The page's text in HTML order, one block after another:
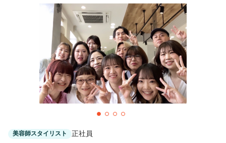
技能ランク
美容師スタイリスト 美容師アシスタント
カラーリスト フロント・レセプション
ヘアメイク・美容部員 アイリスト
ネイリスト エステティシャン
営業・販売スタッフ・その他
美容師スタイリスト 正社員